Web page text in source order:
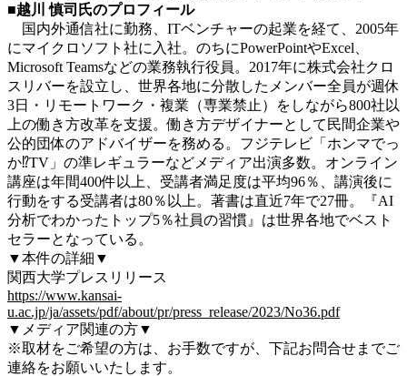
■越川 慎司氏のプロフィール
国内外通信社に勤務、ITベンチャーの起業を経て、2005年
にマイクロソフト社に入社。のちにPowerPointやExcel、
Microsoft Teamsなどの業務執行役員。2017年に株式会社クロ
スリバーを設立し、世界各地に分散したメンバー全員が週休
3日・リモートワーク・複業（専業禁止）をしながら800社以
上の働き方改革を支援。働き方デザイナーとして民間企業や
公的団体のアドバイザーを務める。フジテレビ「ホンマでっ
か⁉TV」の準レギュラーなどメディア出演多数。オンライン
講座は年間400件以上、受講者満足度は平均96％、講演後に
行動をする受講者は80％以上。著書は直近7年で27冊。『AI
分析でわかったトップ5％社員の習慣』は世界各地でベスト
セラーとなっている。
▼本件の詳細▼
関西大学プレスリリース
https://www.kansai-
u.ac.jp/ja/assets/pdf/about/pr/press_release/2023/No36.pdf
▼メディア関連の方▼
※取材をご希望の方は、お手数ですが、下記お問合せまでご
連絡をお願いいたします。